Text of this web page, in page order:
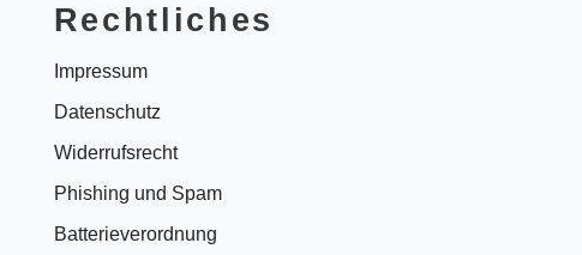
Rechtliches
Impressum
Datenschutz
Widerrufsrecht
Phishing und Spam
Batterieverordnung